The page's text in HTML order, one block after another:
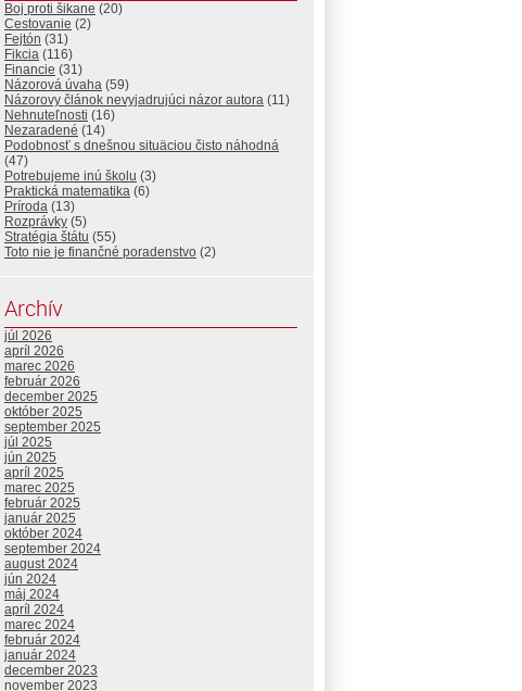
Boj proti šikane (20)
Cestovanie (2)
Fejtón (31)
Fikcia (116)
Financie (31)
Názorová úvaha (59)
Názorovy článok nevyjadrujúci názor autora (11)
Nehnuteľnosti (16)
Nezaradené (14)
Podobnosť s dnešnou situäciou čisto náhodná
(47)
Potrebujeme inú školu (3)
Praktická matematika (6)
Príroda (13)
Rozprávky (5)
Stratégia štátu (55)
Toto nie je finančné poradenstvo (2)
Archív
júl 2026
apríl 2026
marec 2026
február 2026
december 2025
október 2025
september 2025
júl 2025
jún 2025
apríl 2025
marec 2025
február 2025
január 2025
október 2024
september 2024
august 2024
jún 2024
máj 2024
apríl 2024
marec 2024
február 2024
január 2024
december 2023
november 2023